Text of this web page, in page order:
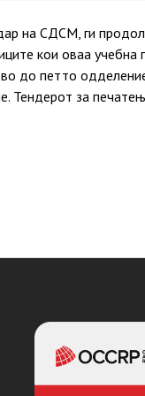
на СДСМ, ги
кои оваа учебна
до петто
Тендерот за